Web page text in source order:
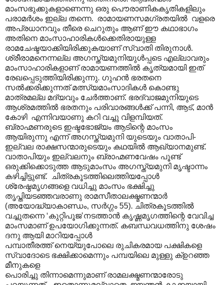
മാംസഭുക്കുകളാണെന്നു ഒരു പൌരാണികകൃതികളിലും
പരാമർശം ഇല്ല തന്നെ. രാമായണസമഗ്രതയിൽ വളരെ
അപ്രധാനവും തീരെ ചെറുതും ആണ് ഈ കഥാഭാഗം
അതിനെ മാംസാ‍ഹാരികൾക്കെതിരായുള്ള
രാമചേഷ്ടയാക്കിയിരിക്കുകയാണ് സ്വാതി തിരുനാ‍ൾ.
ശ്രീരാമനെന്നല്ല അഗസ്ത്യമുനിയുൾപ്പടെ എല്ലാവരും
മാംസാഹാരികളാണ് രാമായണത്തിൽ കൃത്യമായി ഇത്
രേഖപ്പെടുത്തിയിരിക്കുന്നു. ഗുഹൻ ഭരതനെ
സൽക്കരിക്കുന്നത് മത്സ്യമാംസാദികൾ കൊണ്ടു
മാത്രമല്ല മദ്യവും ചേർത്താണ്. ഭരദ്വാജമുനിയുടെ
ആശ്രമത്തിൽ ഭരതനും പരിവാരങ്ങൾക്ക് പന്നി, ആട്, മാൻ
കോഴി എന്നിവയാണു കറി വച്ചു വിളമ്പിയത്.
ബ്രാഹ്മണരുടെ ഇഷ്ടഭോജ്യം ആടിന്റെ മാംസം
ആയിരുന്നു എന്ന് അഗസ്ത്യമുനി യുടെയും വാതാപി-
ഇല്വല രാക്ഷസന്മാരുടെയും കഥയിൽ ആഖ്യാനമുണ്ട്.
വാതാപിയും ഇല്വലനും ബ്രാഹ്മണവേഷം പൂണ്ട്
ഒരുക്കിക്കൊടുത്ത ആടുമാംസം അഗസ്ത്യമുനി മൃഷ്ടാന്നം
കഴിച്ചിട്ടുണ്ട്. ചിത്രകൂടത്തിലെത്തിയപ്പോൾ
ശ്രേഷ്ഠമൃഗങ്ങളെ വധിച്ചു മാംസം ഭക്ഷിച്ചു
തൃപ്തിയടഞ്ഞവരാണു രാമസീതാലക്ഷ്മണന്മാർ
(അയോദ്ധ്യാകാണ്ഡം, സർഗ്ഗം 55). ചിത്രകൂടത്തിൽ
വച്ചുതന്നെ ‘കുറ്റിപൂജ’നടത്താൻ കൃഷ്ണമൃഗത്തിന്റെ വേവിച്ച
മാംസമാണ് ഉപയോഗിക്കുന്നത്. കബന്ധവധത്തിനു ശേഷം
ദനു ആയി മാറിയപ്പോൾ
പമ്പാതീരത്ത് നെയ്യുപോലെ രുചികരമായ പക്ഷികളെ
സ്വാദോടെ ഭക്ഷിക്കാമെന്നും പമ്പയിലെ മുള്ളു ക്ഉറഞ്ഞ
മീനുകളെ
പൊരിച്ചു തിന്നാമെന്നുമാണ് രാമലക്ഷ്മണന്മാരോടു